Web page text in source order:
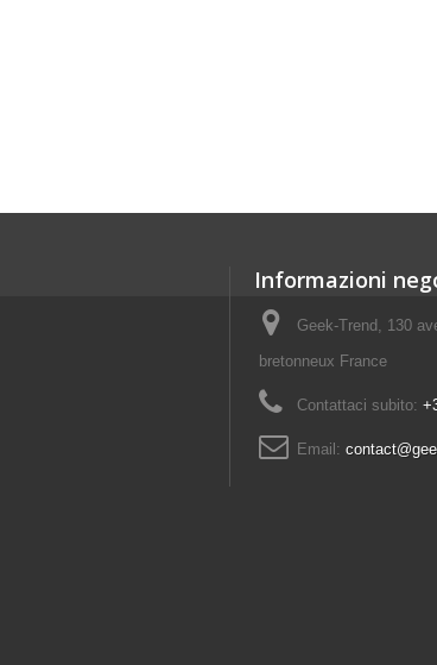
Informazioni
Geek-Trend, 130
bretonneux France
Contattaci subito:
Email: